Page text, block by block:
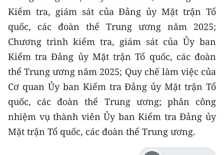
РУССКИЙ
ESPAÑOL
한국어
Kiểm tra, giám sát của Đảng ủy Mặt trận Tổ
quốc, các đoàn thể Trung ương năm 2025;
Chương trình kiểm tra, giám sát của Ủy ban
Kiểm tra Đảng ủy Mặt trận Tổ quốc, các đoàn
thể Trung ương năm 2025; Quy chế làm việc của
Cơ quan Ủy ban Kiểm tra Đảng ủy Mặt trận Tổ
quốc, các đoàn thể Trung ương; phân công
nhiệm vụ thành viên Ủy ban Kiểm tra Đảng ủy
Mặt trận Tổ quốc, các đoàn thể Trung ương.